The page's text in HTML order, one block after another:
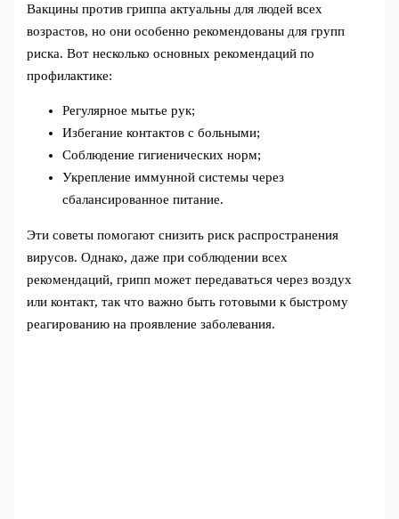
Вакцины против гриппа актуальны для людей всех
возрастов, но они особенно рекомендованы для групп
риска. Вот несколько основных рекомендаций по
профилактике:
Регулярное мытье рук;
Избегание контактов с больными;
Соблюдение гигиенических норм;
Укрепление иммунной системы через
сбалансированное питание.
Эти советы помогают снизить риск распространения
вирусов. Однако, даже при соблюдении всех
рекомендаций, грипп может передаваться через воздух
или контакт, так что важно быть готовыми к быстрому
реагированию на проявление заболевания.